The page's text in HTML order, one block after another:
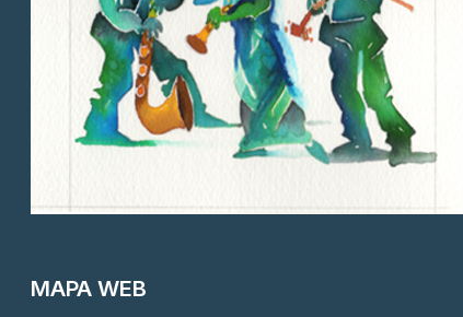
MAPA WEB